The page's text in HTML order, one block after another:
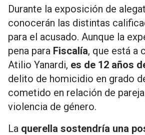
Durante la exposición de
conocerán las distintas
para el acusado. Aunque la
pena para Fiscalía, que está a
Atilio Yanardi, es de 12 años
delito de homicidio en grado
cometido en relación de
violencia de género.
La querella sostendría una